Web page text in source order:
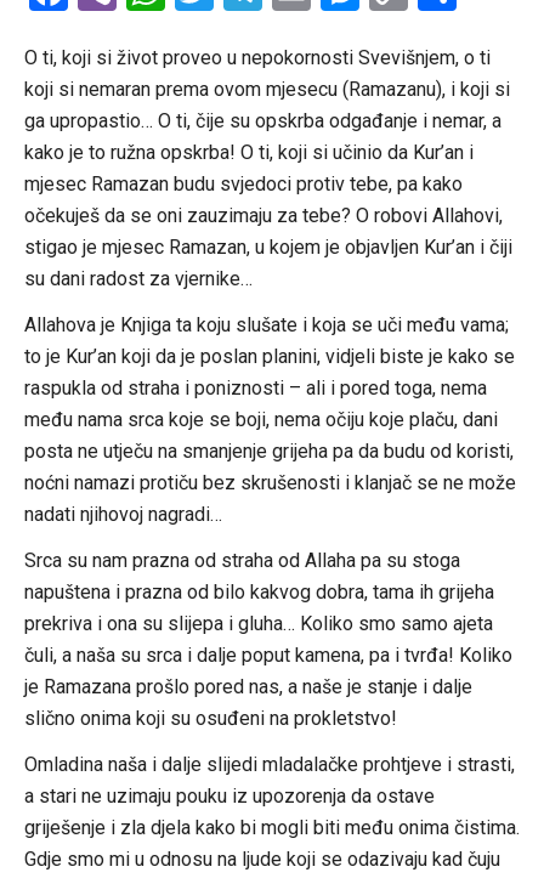
O ti, koji si život proveo u nepokornosti Svevišnjem, o ti
koji si nemaran prema ovom mjesecu (Ramazanu), i koji si
ga upropastio… O ti, čije su opskrba odgađanje i nemar, a
kako je to ružna opskrba! O ti, koji si učinio da Kur’an i
mjesec Ramazan budu svjedoci protiv tebe, pa kako
očekuješ da se oni zauzimaju za tebe? O robovi Allahovi,
stigao je mjesec Ramazan, u kojem je objavljen Kur’an i čiji
su dani radost za vjernike…
Allahova je Knjiga ta koju slušate i koja se uči među vama;
to je Kur’an koji da je poslan planini, vidjeli biste je kako se
raspukla od straha i poniznosti – ali i pored toga, nema
među nama srca koje se boji, nema očiju koje plaču, dani
posta ne utječu na smanjenje grijeha pa da budu od koristi,
noćni namazi protiču bez skrušenosti i klanjač se ne može
nadati njihovoj nagradi…
Srca su nam prazna od straha od Allaha pa su stoga
napuštena i prazna od bilo kakvog dobra, tama ih grijeha
prekriva i ona su slijepa i gluha… Koliko smo samo ajeta
čuli, a naša su srca i dalje poput kamena, pa i tvrđa! Koliko
je Ramazana prošlo pored nas, a naše je stanje i dalje
slično onima koji su osuđeni na prokletstvo!
Omladina naša i dalje slijedi mladalačke prohtjeve i strasti,
a stari ne uzimaju pouku iz upozorenja da ostave
griješenje i zla djela kako bi mogli biti među onima čistima.
Gdje smo mi u odnosu na ljude koji se odazivaju kad čuju